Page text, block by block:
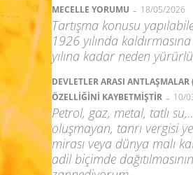
MECELLE YORUMU - 18/05/2026
Tartışma konusu
1926 yılında
yılına kadar neden
DEVLETLER ARASI
ÖZELLİĞİNİ KAYBETMİŞTİR - 10/
Petrol, gaz, metal, tatlı
oluşmayan, tanrı vergisi
mirası veya dünya malı
adil biçimde